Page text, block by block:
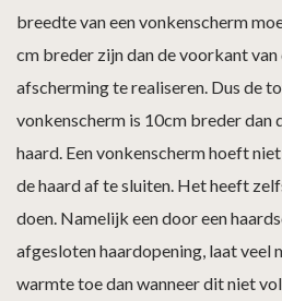
breedte van een vonkenscherm
cm breder zijn dan de voorkant van
afscherming te realiseren. Dus de
vonkenscherm is 10cm breder dan
haard. Een vonkenscherm hoeft
de haard af te sluiten. Het heeft
doen. Namelijk een door een
afgesloten haardopening, laat veel
warmte toe dan wanneer dit niet